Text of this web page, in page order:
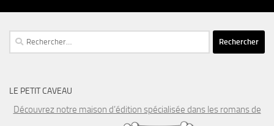
Rechercher :
LE PETIT CAVEAU
Découvrez notre maison d’édition spécialisée dans les romans de